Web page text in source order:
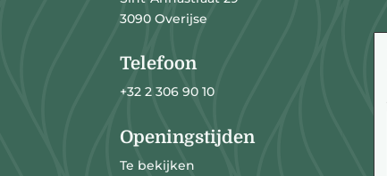
3090 Overijse
Telefoon
+32 2 306 90 10
Openingstijden
Te bekijken